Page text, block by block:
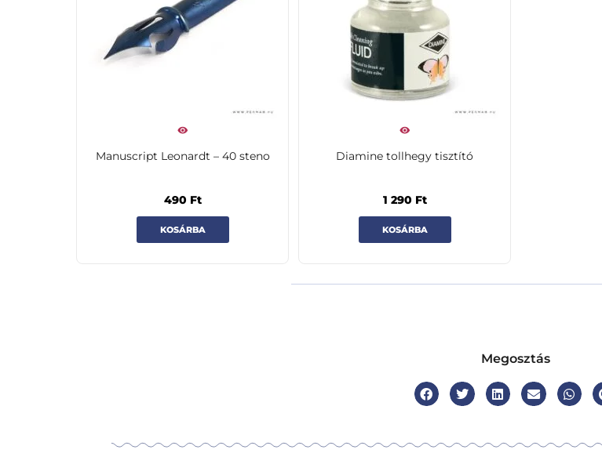
Manuscript Leonardt – 40 steno
490 Ft
KOSÁRBA
Diamine tollhegy tisztító
1 290 Ft
KOSÁRBA
Megosztás